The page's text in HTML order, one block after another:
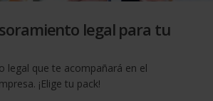
legal para tu
legal que te acompañará en el
¡Elige tu pack!